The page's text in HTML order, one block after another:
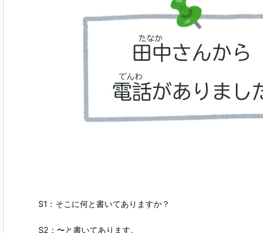
S1：そこに何と書いてありますか？
S2：〜と書いてあります。